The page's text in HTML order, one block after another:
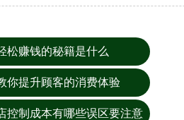
松赚钱的秘籍是什么
你提升顾客的消费体验
控制成本有哪些误区要注意